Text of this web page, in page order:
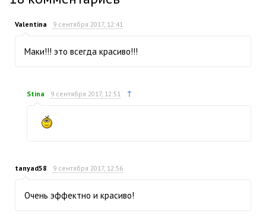
Valentina 9 сентября 2017, 12:41
Маки!!! это всегда красиво!!!
Stina 9 сентября 2017, 12:51 ↑
tanyad58 9 сентября 2017, 12:56
Очень эффектно и красиво!